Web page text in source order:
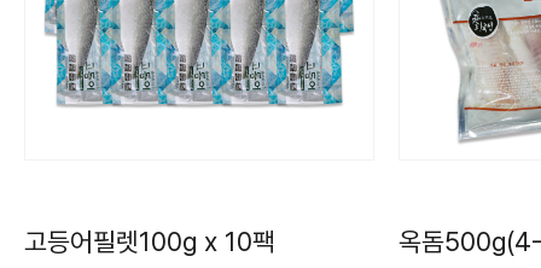
고등어필렛100g x 10팩
옥돔